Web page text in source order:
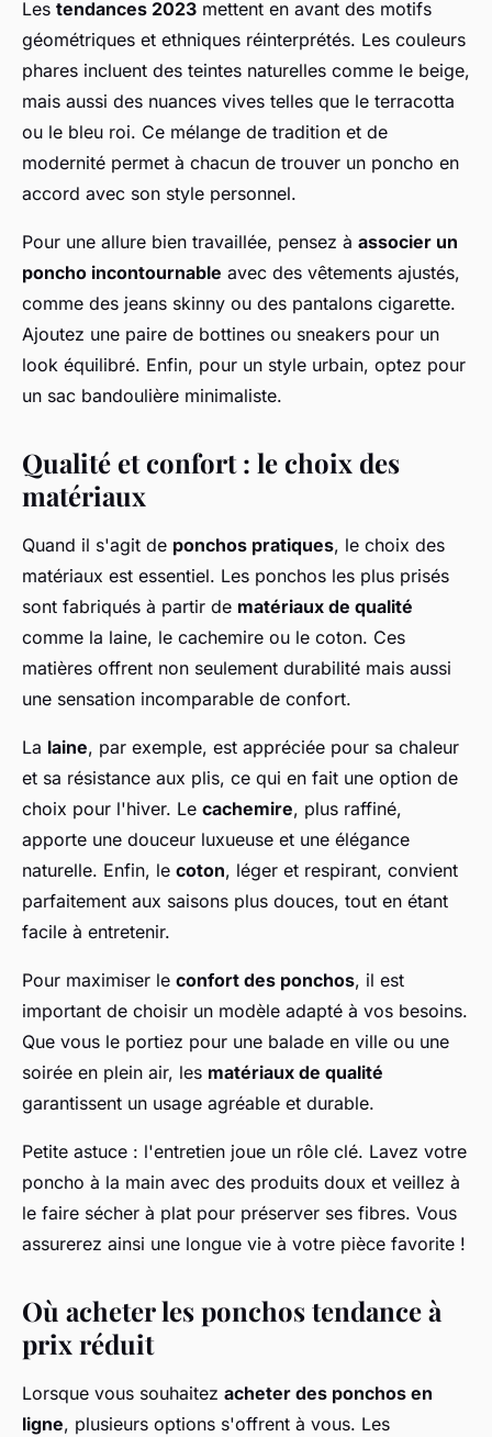
Les tendances 2023 mettent en avant des motifs
géométriques et ethniques réinterprétés. Les couleurs
phares incluent des teintes naturelles comme le beige,
mais aussi des nuances vives telles que le terracotta
ou le bleu roi. Ce mélange de tradition et de
modernité permet à chacun de trouver un poncho en
accord avec son style personnel.
Pour une allure bien travaillée, pensez à associer un
poncho incontournable avec des vêtements ajustés,
comme des jeans skinny ou des pantalons cigarette.
Ajoutez une paire de bottines ou sneakers pour un
look équilibré. Enfin, pour un style urbain, optez pour
un sac bandoulière minimaliste.
Qualité et confort : le choix des
matériaux
Quand il s'agit de ponchos pratiques, le choix des
matériaux est essentiel. Les ponchos les plus prisés
sont fabriqués à partir de matériaux de qualité
comme la laine, le cachemire ou le coton. Ces
matières offrent non seulement durabilité mais aussi
une sensation incomparable de confort.
La laine, par exemple, est appréciée pour sa chaleur
et sa résistance aux plis, ce qui en fait une option de
choix pour l'hiver. Le cachemire, plus raffiné,
apporte une douceur luxueuse et une élégance
naturelle. Enfin, le coton, léger et respirant, convient
parfaitement aux saisons plus douces, tout en étant
facile à entretenir.
Pour maximiser le confort des ponchos, il est
important de choisir un modèle adapté à vos besoins.
Que vous le portiez pour une balade en ville ou une
soirée en plein air, les matériaux de qualité
garantissent un usage agréable et durable.
Petite astuce : l'entretien joue un rôle clé. Lavez votre
poncho à la main avec des produits doux et veillez à
le faire sécher à plat pour préserver ses fibres. Vous
assurerez ainsi une longue vie à votre pièce favorite !
Où acheter les ponchos tendance à
prix réduit
Lorsque vous souhaitez acheter des ponchos en
ligne, plusieurs options s'offrent à vous. Les